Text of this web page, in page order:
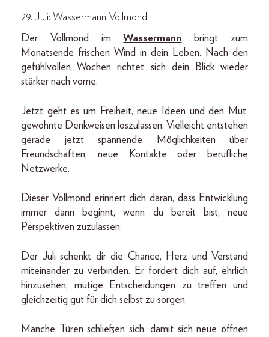
29. Juli: Wassermann Vollmond
Der Vollmond imWassermann bringt zum
Monatsende frischen Wind in dein Leben. Nach den
gefühlvollen Wochen richtet sich dein Blick wieder
stärker nach vorne.
Jetzt geht es um Freiheit, neue Ideen und den Mut,
gewohnte Denkweisen loszulassen. Vielleicht entstehen
gerade jetzt spannende Möglichkeiten über
Freundschaften, neue Kontakte oder berufliche
Netzwerke.
Dieser Vollmond erinnert dich daran, dass Entwicklung
immer dann beginnt, wenn du bereit bist, neue
Perspektiven zuzulassen.
Der Juli schenkt dir die Chance, Herz und Verstand
miteinander zu verbinden. Er fordert dich auf, ehrlich
hinzusehen, mutige Entscheidungen zu treffen und
gleichzeitig gut für dich selbst zu sorgen.
Manche Türen schließen sich, damit sich neue öffnen